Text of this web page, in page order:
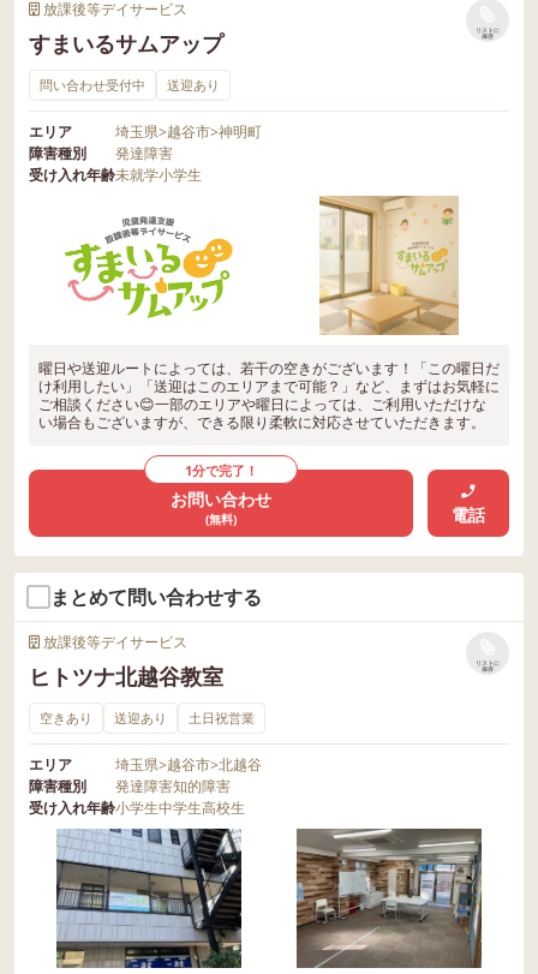
放課後等デイサービス
すまいるサムアップ
リストに
保存
問い合わせ受付中 送迎あり
エリア 埼玉県>越谷市>神明町
障害種別
発達障害
受け入れ年齢未就学小学生
曜日や送迎ルートによっては、若干の空きがございます！「この曜日だ
け利用したい」「送迎はこのエリアまで可能？」など、まずはお気軽に
ご相談ください😊一部のエリアや曜日によっては、ご利用いただけな
い場合もございますが、できる限り柔軟に対応させていただきます。
1分で完了！
お問い合わせ
(無料) 電話
まとめて問い合わせする
放課後等デイサービス
ヒトツナ北越谷教室
リストに
保存
空きあり 送迎あり 土日祝営業
エリア 埼玉県>越谷市>北越谷
障害種別
発達障害知的障害
受け入れ年齢小学生中学生高校生